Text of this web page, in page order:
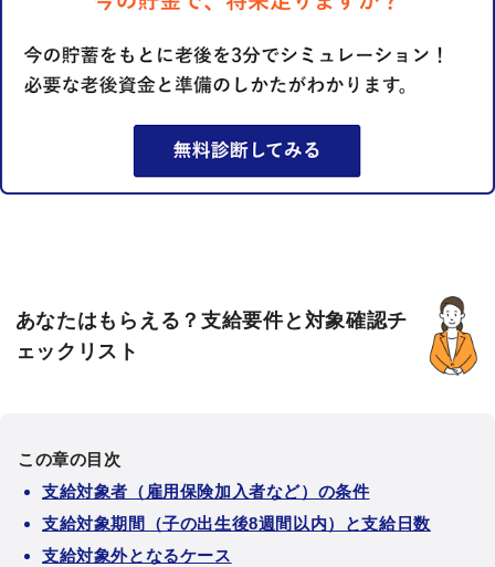
あなたはもらえる？支給要件と対象確認チ
ェックリスト
この章の目次
支給対象者（雇用保険加入者など）の条件
支給対象期間（子の出生後8週間以内）と支給日数
支給対象外となるケース